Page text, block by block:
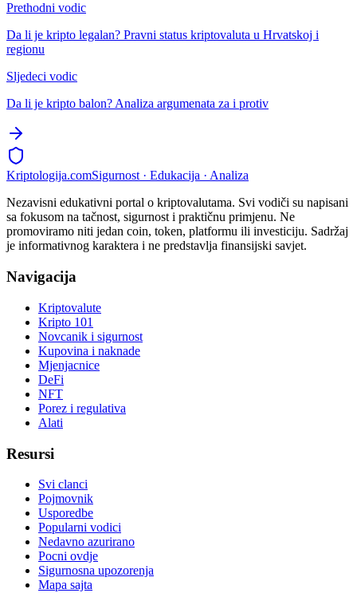
Prethodni vodic
Da li je kripto legalan? Pravni status kriptovaluta u Hrvatskoj i
regionu
Sljedeci vodic
Da li je kripto balon? Analiza argumenata za i protiv
Kriptologija.comSigurnost · Edukacija · Analiza
Nezavisni edukativni portal o kriptovalutama. Svi vodiči su napisani
sa fokusom na tačnost, sigurnost i praktičnu primjenu. Ne
promoviramo niti jedan coin, token, platformu ili investiciju. Sadržaj
je informativnog karaktera i ne predstavlja finansijski savjet.
Navigacija
Kriptovalute
Kripto 101
Novcanik i sigurnost
Kupovina i naknade
Mjenjacnice
DeFi
NFT
Porez i regulativa
Alati
Resursi
Svi clanci
Pojmovnik
Usporedbe
Popularni vodici
Nedavno azurirano
Pocni ovdje
Sigurnosna upozorenja
Mapa sajta